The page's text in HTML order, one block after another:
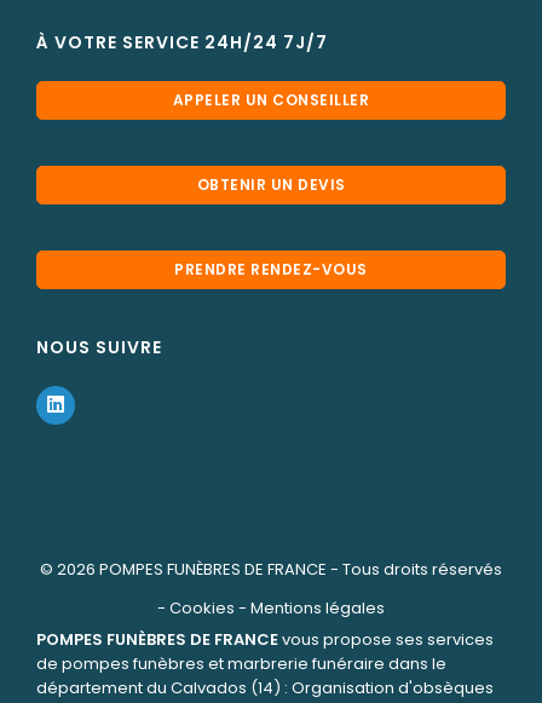
À VOTRE SERVICE 24H/24 7J/7
APPELER UN CONSEILLER
OBTENIR UN DEVIS
PRENDRE RENDEZ-VOUS
NOUS SUIVRE
© 2026 POMPES FUNÈBRES DE FRANCE - Tous droits réservés
- Cookies - Mentions légales
POMPES FUNÈBRES DE FRANCEvous propose ses services
de pompes funèbres et marbrerie funéraire dans le
département du Calvados (14) : Organisation d'obsèques